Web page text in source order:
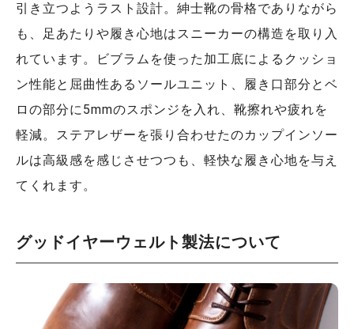
引き立つようラスト設計。紳士靴の骨格でありながら
も、足あたりや履き心地はスニーカーの構造を取り入
れています。ビブラムを使った加工底によるクッショ
ン性能と屈曲性あるソールユニット、履き口部分とベ
ロの部分に5mmのスポンジを入れ、靴擦れや疲れを
軽減。ステアレザーを張り合わせたのカップインソー
ルは高級感を感じさせつつも、軽快な履き心地を与え
てくれます。
グッドイヤーウェルト製法について